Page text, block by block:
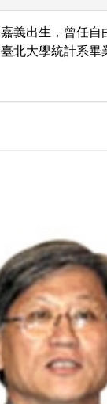
嘉義出生，曾任自
臺北大學統計系畢